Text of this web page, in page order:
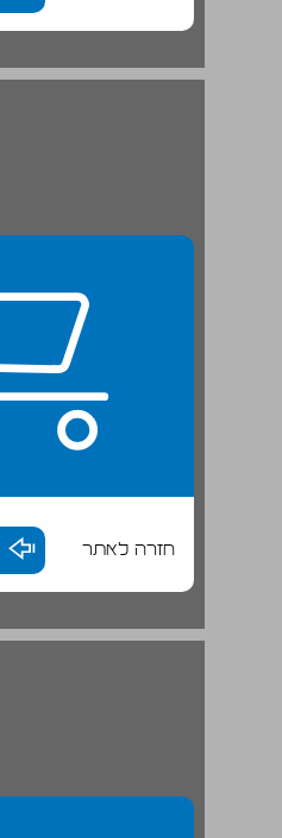
חזרה לאתר
2.1.3 מהו הצופן הפונולוגי? ... 30